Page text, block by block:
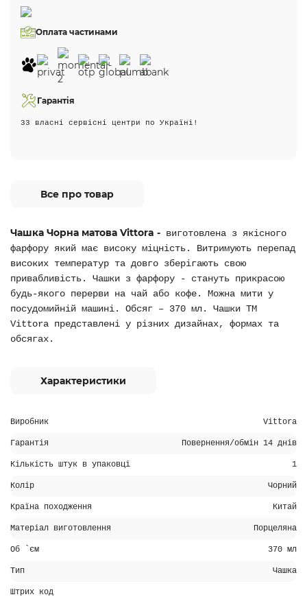
Оплата частинами
Гарантія
33 власні сервісні центри по Україні!
Все про товар
Чашка Чорна матова Vittora - виготовлена з якісного
фарфору який має високу міцність. Витримують перепад
високих температур та довго зберігають свою
привабливість. Чашки з фарфору - стануть прикрасою
будь-якого перерви на чай або кофе. Можна мити у
посудомийній машині. Обсяг – 370 мл. Чашки ТМ
Vittora представлені у різних дизайнах, формах та
обсягах.
Характеристики
Виробник Vittora
Гарантія Повернення/обмін 14 днів
Кількість штук в упаковці 1
Колір Чорний
Країна походження Китай
Матеріал виготовлення Порцеляна
Об `єм 370 мл
Тип Чашка
Штрих код